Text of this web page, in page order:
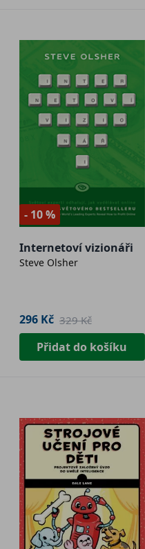
- 10 %
Internetoví vizionáři
Steve Olsher
296 Kč 329 Kč
Přidat do košíku